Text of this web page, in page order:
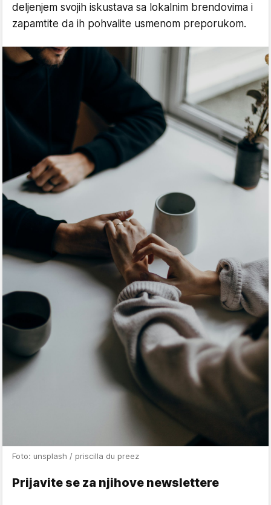
deljenjem svojih iskustava sa lokalnim brendovima i
zapamtite da ih pohvalite usmenom preporukom.
Foto: unsplash / priscilla du preez
Prijavite se za njihove newslettere